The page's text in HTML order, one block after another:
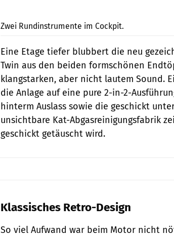
Zwei Rundinstrumente im Cockpit.
Eine Etage tiefer blubbert die neu
Twin aus den beiden formschönen
klangstarken, aber nicht lautem Sound.
die Anlage auf eine pure 2-in-2-
hinterm Auslass sowie die geschickt
unsichtbare Kat-Abgasreinigungsfabrik
geschickt getäuscht wird.
Klassisches Retro-Design
So viel Aufwand war beim Motor nicht